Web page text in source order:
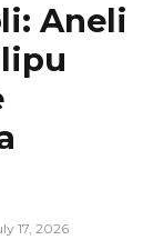
Aneli
17, 2026